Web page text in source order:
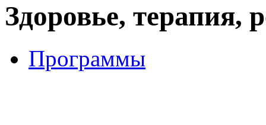
Здоровье, терапия,
Программы